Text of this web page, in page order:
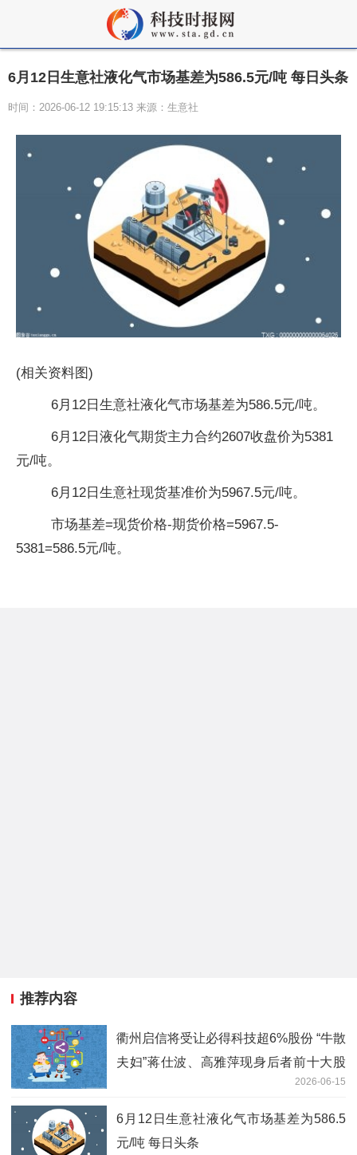
6月12日生意社液化气市场基差为586.5元/吨 每日头条
时间：2026-06-12 19:15:13 来源：生意社
(相关资料图)
6月12日生意社液化气市场基差为586.5元/吨。
6月12日液化气期货主力合约2607收盘价为5381
元/吨。
6月12日生意社现货基准价为5967.5元/吨。
市场基差=现货价格-期货价格=5967.5-
5381=586.5元/吨。
推荐内容
衢州启信将受让必得科技超6%股份 “牛散
夫妇”蒋仕波、高雅萍现身后者前十大股
2026-06-15
6月12日生意社液化气市场基差为586.5
元/吨 每日头条